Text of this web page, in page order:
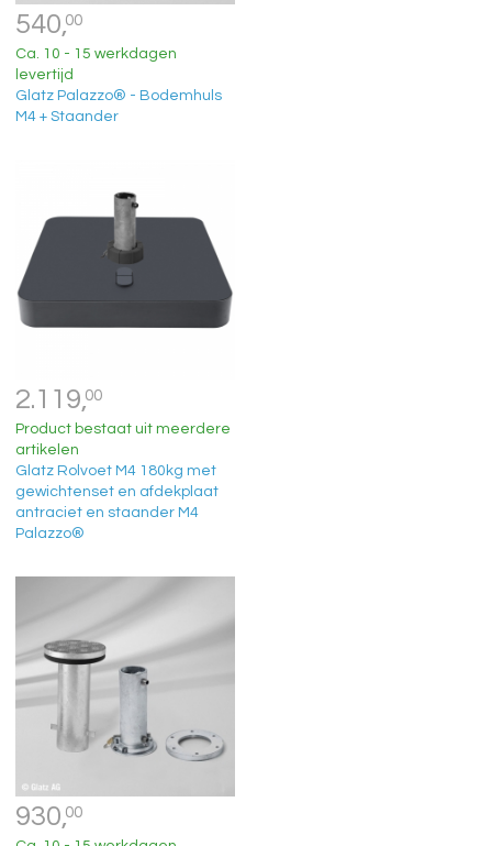
540,00
Ca. 10 - 15 werkdagen
levertijd
Glatz Palazzo® - Bodemhuls
M4 + Staander
2.119,00
Product bestaat uit meerdere
artikelen
Glatz Rolvoet M4 180kg met
gewichtenset en afdekplaat
antraciet en staander M4
Palazzo®
930,00